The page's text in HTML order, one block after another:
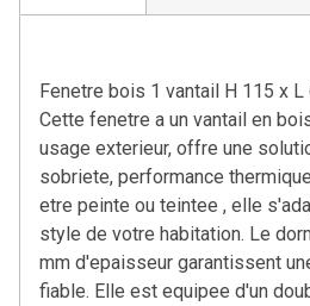
Fenetre bois 1 vantail H 115 x L
Cette fenetre a un vantail en
usage exterieur, offre une
sobriete, performance
etre peinte ou teintee , elle
style de votre habitation. Le
mm d'epaisseur garantissent
fiable. Elle est equipee d'un